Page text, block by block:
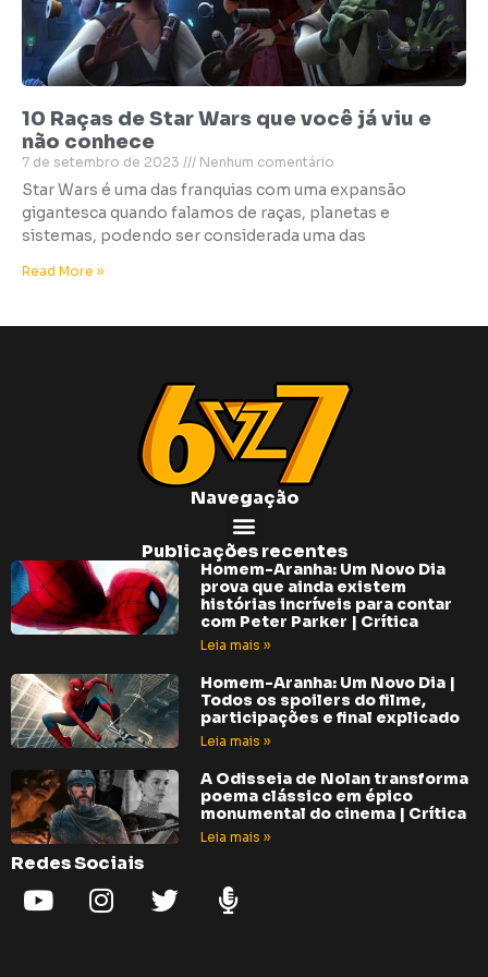
10 Raças de Star Wars que você já viu e
não conhece
7 de setembro de 2023 Nenhum comentário
Star Wars é uma das franquias com uma expansão
gigantesca quando falamos de raças, planetas e
sistemas, podendo ser considerada uma das
Read More »
Navegação
Publicações recentes
Homem-Aranha: Um Novo Dia
prova que ainda existem
histórias incríveis para contar
com Peter Parker | Crítica
Leia mais »
Homem-Aranha: Um Novo Dia |
Todos os spoilers do filme,
participações e final explicado
Leia mais »
A Odisseia de Nolan transforma
poema clássico em épico
monumental do cinema | Crítica
Leia mais »
Redes Sociais